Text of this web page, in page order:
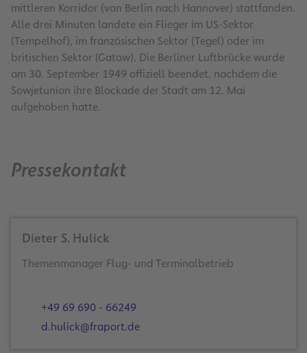
mittleren Korridor (von Berlin nach Hannover) stattfanden.
Alle drei Minuten landete ein Flieger im US-Sektor
(Tempelhof), im französischen Sektor (Tegel) oder im
britischen Sektor (Gatow). Die Berliner Luftbrücke wurde
am 30. September 1949 offiziell beendet, nachdem die
Sowjetunion ihre Blockade der Stadt am 12. Mai
aufgehoben hatte.
Pressekontakt
Dieter S. Hulick
Themenmanager Flug- und Terminalbetrieb
+49 69 690 - 66249
d.hulick@fraport.de